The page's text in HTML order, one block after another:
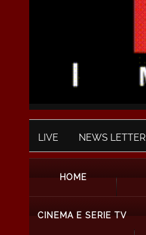
LIVE NEWS LETTER
HOME
CINEMA E SERIE TV